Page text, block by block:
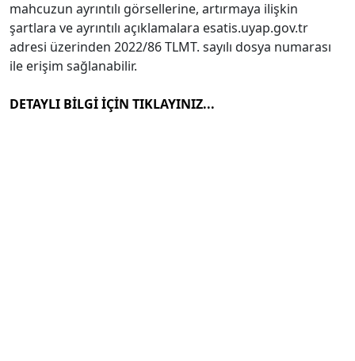
mahcuzun ayrıntılı görsellerine, artırmaya ilişkin
şartlara ve ayrıntılı açıklamalara esatis.uyap.gov.tr
adresi üzerinden 2022/86 TLMT. sayılı dosya numarası
ile erişim sağlanabilir.
DETAYLI BİLGİ İÇİN TIKLAYINIZ...